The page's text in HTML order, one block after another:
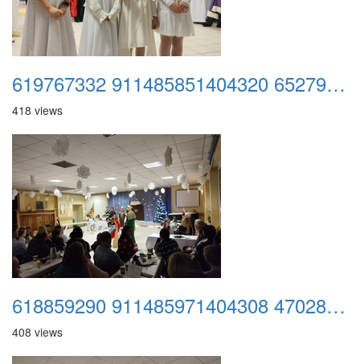
619767332 911485851404320 6527919033589822372 n
418 views
618859290 911485971404308 470288066085139709 n
408 views